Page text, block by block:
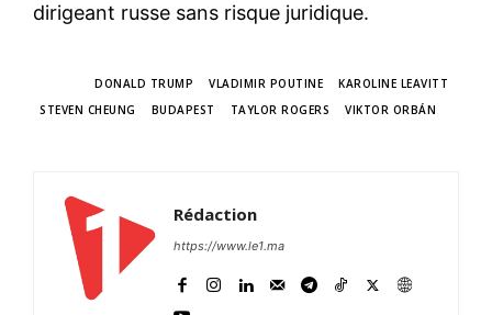
dirigeant russe sans risque juridique.
DONALD TRUMP VLADIMIR POUTINE
KAROLINE LEAVITT
STEVEN CHEUNG
BUDAPEST TAYLOR ROGERS VIKTOR ORBÁN
Rédaction
https://www.le1.ma